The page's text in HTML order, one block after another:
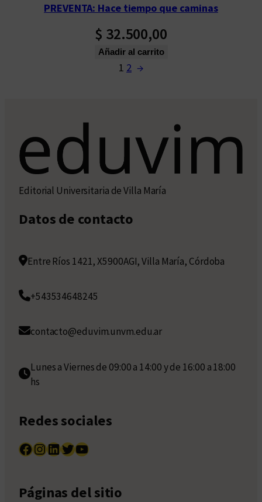
PREVENTA: Hace tiempo que caminas
$ 32.500,00
Añadir al carrito
1 2 →
Editorial Universitaria de Villa María
Datos de contacto
Entre Ríos 1421, X5900AGI, Villa María, Córdoba
+543534648245
contacto@eduvim.unvm.edu.ar
Lunes a Viernes de 09:00 a 14:00 y de 16:00 a 18:00
hs
Redes sociales
Facebook InstagramLinkedIn Twitter YouTube
Páginas del sitio